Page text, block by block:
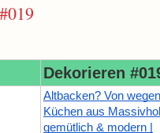
Dekorieren
Altbacken? Von
Küchen aus
gemütlich & modern |